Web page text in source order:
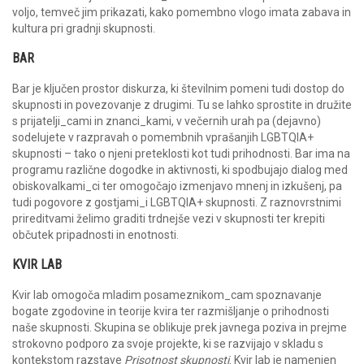
voljo, temveč jim prikazati, kako pomembno vlogo imata zabava in
kultura pri gradnji skupnosti.
BAR
Bar je ključen prostor diskurza, ki številnim pomeni tudi dostop do
skupnosti in povezovanje z drugimi. Tu se lahko sprostite in družite
s prijatelji_cami in znanci_kami, v večernih urah pa (dejavno)
sodelujete v razpravah o pomembnih vprašanjih LGBTQIA+
skupnosti – tako o njeni preteklosti kot tudi prihodnosti. Bar ima na
programu različne dogodke in aktivnosti, ki spodbujajo dialog med
obiskovalkami_ci ter omogočajo izmenjavo mnenj in izkušenj, pa
tudi pogovore z gostjami_i LGBTQIA+ skupnosti. Z raznovrstnimi
prireditvami želimo graditi trdnejše vezi v skupnosti ter krepiti
občutek pripadnosti in enotnosti.
KVIR LAB
Kvir lab omogoča mladim posameznikom_cam spoznavanje
bogate zgodovine in teorije kvira ter razmišljanje o prihodnosti
naše skupnosti. Skupina se oblikuje prek javnega poziva in prejme
strokovno podporo za svoje projekte, ki se razvijajo v skladu s
kontekstom razstave Prisotnost skupnosti. Kvir lab je namenjen